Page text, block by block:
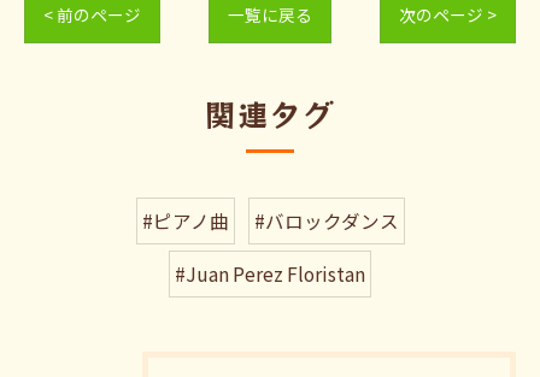
< 前のページ 一覧に戻る 次のページ >
関連タグ
#ピアノ曲
#バロックダンス
#Juan Perez Floristan